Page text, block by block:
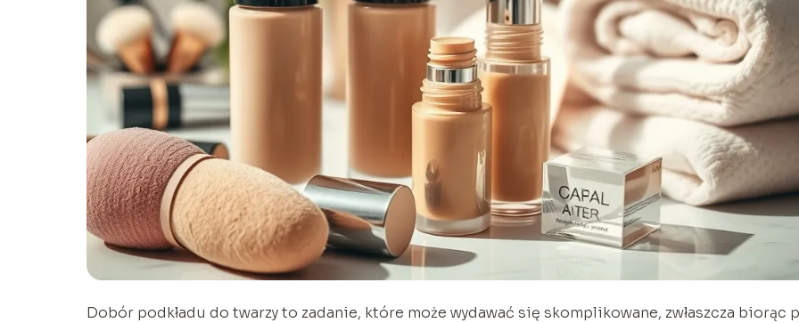
Dobór podkładu do twarzy to zadanie, które może wydawać się skomplikowane, zwłaszcza biorąc